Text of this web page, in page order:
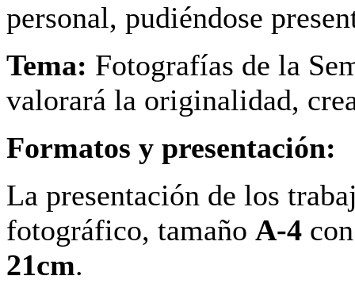
personal, pudiéndose
Tema: Fotografías de la
valorará la originalidad,
Formatos y presentación:
La presentación de los
fotográfico, tamaño A-4
21cm.